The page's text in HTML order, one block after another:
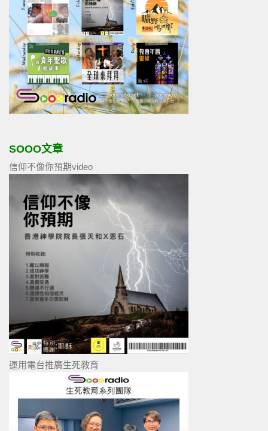
SOOO文章
信仰不像你預期video
運用電台推廣生死教育